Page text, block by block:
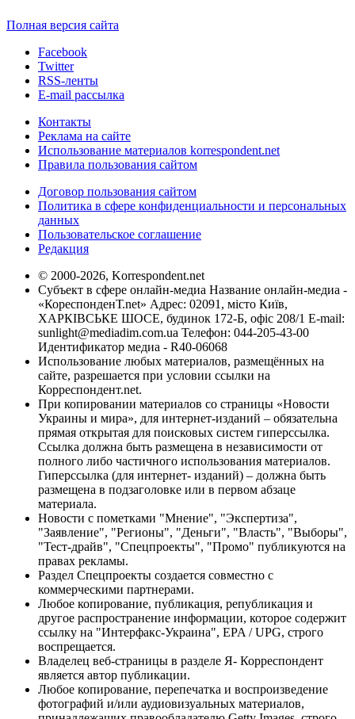
Полная версия сайта
Facebook
Twitter
RSS-ленты
E-mail рассылка
Контакты
Реклама на сайте
Использование материалов korrespondent.net
Правила пользования сайтом
Договор пользования сайтом
Политика в сфере конфиденциальности и персональных
данных
Пользовательское соглашение
Редакция
© 2000-2026, Korrespondent.net
Субъект в сфере онлайн-медиа Название онлайн-медиа -
«КореспонденТ.net» Адрес: 02091, місто Київ,
ХАРКІВСЬКЕ ШОСЕ, будинок 172-Б, офіс 208/1 E-mail:
sunlight@mediadim.com.ua Телефон: 044-205-43-00
Идентификатор медиа - R40-06068
Использование любых материалов, размещённых на
сайте, разрешается при условии ссылки на
Корреспондент.net.
При копировании материалов со страницы «Новости
Украины и мира», для интернет-изданий – обязательна
прямая открытая для поисковых систем гиперссылка.
Ссылка должна быть размещена в независимости от
полного либо частичного использования материалов.
Гиперссылка (для интернет- изданий) – должна быть
размещена в подзаголовке или в первом абзаце
материала.
Новости с пометками "Мнение", "Экспертиза",
"Заявление", "Регионы", "Деньги", "Власть", "Выборы",
"Тест-драйв", "Спецпроекты", "Промо" публикуются на
правах рекламы.
Раздел Спецпроекты создается совместно с
коммерческими партнерами.
Любое копирование, публикация, републикация и
другое распространение информации, которое содержит
ссылку на "Интерфакс-Украина", EPA / UPG, строго
воспрещается.
Владелец веб-страницы в разделе Я- Корреспондент
является автор публикации.
Любое копирование, перепечатка и воспроизведение
фотографий и/или аудиовизуальных материалов,